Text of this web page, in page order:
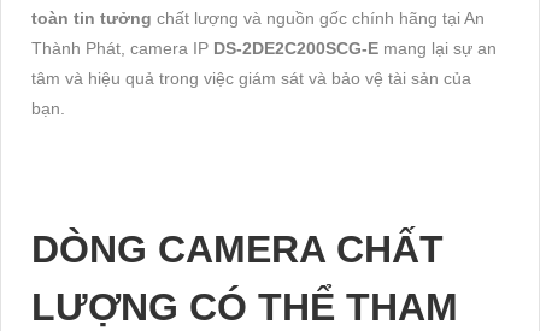
toàn tin tưởng chất lượng và nguồn gốc chính hãng tại An
Thành Phát, camera IP DS-2DE2C200SCG-E mang lại sự an
tâm và hiệu quả trong việc giám sát và bảo vệ tài sản của
bạn.
DÒNG CAMERA CHẤT
LƯỢNG CÓ THỂ THAM